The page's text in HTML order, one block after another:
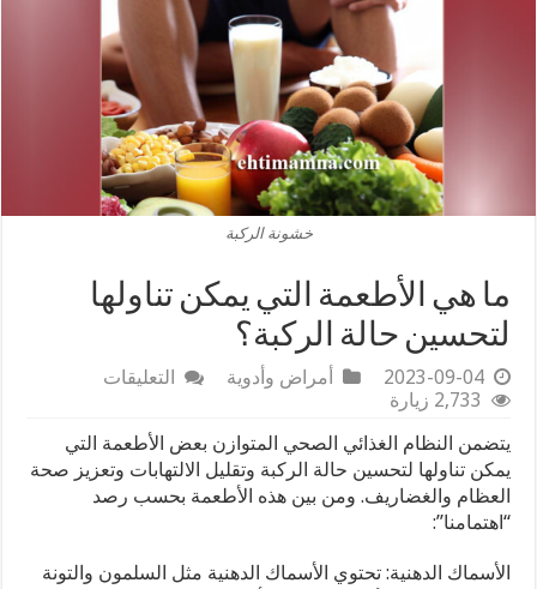
خشونة الركبة
ما هي الأطعمة التي يمكن تناولها
لتحسين حالة الركبة؟
2023-09-04 أمراض وأدوية التعليقات
الأطعمة
التي
يمكن
الركبة؟
2,733 زيارة
يتضمن النظام الغذائي الصحي المتوازن بعض الأطعمة التي
يمكن تناولها لتحسين حالة الركبة وتقليل الالتهابات وتعزيز صحة
العظام والغضاريف. ومن بين هذه الأطعمة بحسب رصد
“اهتمامنا”:
الأسماك الدهنية: تحتوي الأسماك الدهنية مثل السلمون والتونة